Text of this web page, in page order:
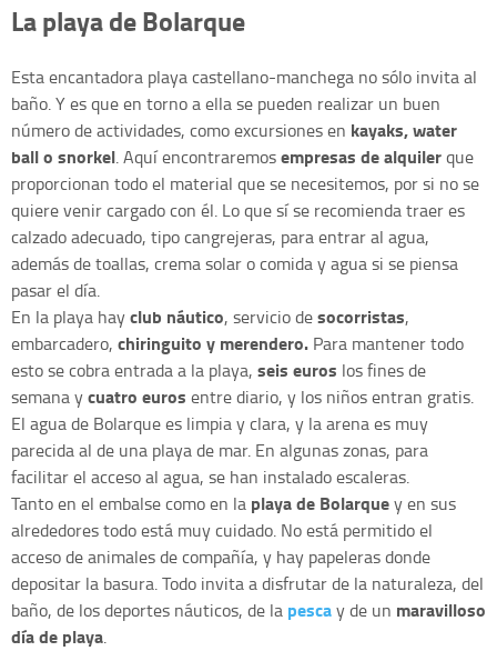
La playa de Bolarque
Esta encantadora playa castellano-manchega no sólo invita al
baño. Y es que en torno a ella se pueden realizar un buen
número de actividades, como excursiones en kayaks, water
ball o snorkel. Aquí encontraremosempresas de alquilerque
proporcionan todo el material que se necesitemos, por si no se
quiere venir cargado con él. Lo que sí se recomienda traer es
calzado adecuado, tipo cangrejeras, para entrar al agua,
además de toallas, crema solar o comida y agua si se piensa
pasar el día.
En la playa hayclub náutico, servicio desocorristas,
embarcadero, chiringuito y merendero. Para mantener todo
esto se cobra entrada a la playa, seis euros los fines de
semana ycuatro euros entre diario, y los niños entran gratis.
El agua de Bolarque es limpia y clara, y la arena es muy
parecida al de una playa de mar. En algunas zonas, para
facilitar el acceso al agua, se han instalado escaleras.
Tanto en el embalse como en la playa de Bolarquey en sus
alrededores todo está muy cuidado. No está permitido el
acceso de animales de compañía, y hay papeleras donde
depositar la basura. Todo invita a disfrutar de la naturaleza, del
baño, de los deportes náuticos, de la pescay de un maravilloso
día de playa.